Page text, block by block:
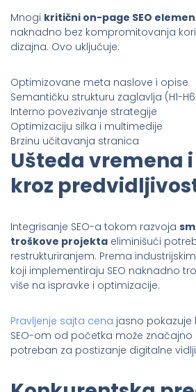
Mnogi kritični on-page SEO
naknadno bez kompromitovanja
dizajna. Ovo uključuje:
Optimizovane meta naslove i opise
Semantičku strukturu zaglavlja (H1-
Interno povezivanje strategije
Optimizaciju silka i multimedije
Brzinu učitavanja stranica
Ušteda vremena
kroz
Integrisanje SEO-a tokom razvoja
troškove projekta eliminišući
restrukturiranjem. Prema
koji implementiraju SEO naknadno
više na ispravke i optimizacije.
Pravljenje sajta cena jasno pokazuje
SEO-om od početka može značajno
potreban za postizanje digitalne